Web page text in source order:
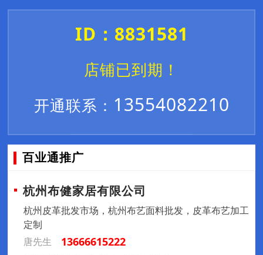
ID：8831581
店铺已到期！
开通联系： 13554082210
百业通推广
杭州布健家居有限公司
杭州皮革批发市场，杭州布艺面料批发，皮革布艺加工
定制
唐先生
13666615222